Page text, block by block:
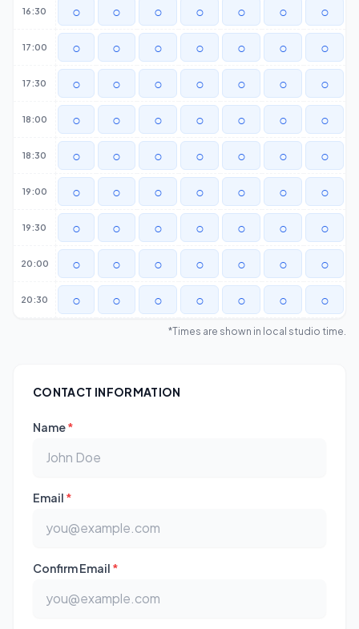
16:30 ○ ○ ○ ○ ○ ○ ○
17:00 ○ ○ ○ ○ ○ ○ ○
17:30 ○ ○ ○ ○ ○ ○ ○
18:00 ○ ○ ○ ○ ○ ○ ○
18:30 ○ ○ ○ ○ ○ ○ ○
19:00 ○ ○ ○ ○ ○ ○ ○
19:30 ○ ○ ○ ○ ○ ○ ○
20:00 ○ ○ ○ ○ ○ ○ ○
20:30 ○ ○ ○ ○ ○ ○ ○
*Times are shown in local studio time.
CONTACT INFORMATION
Name*
Email *
Confirm Email *